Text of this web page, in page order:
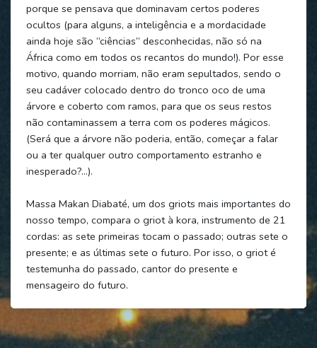
porque se pensava que dominavam certos poderes
ocultos (para alguns, a inteligência e a mordacidade
ainda hoje são “ciências” desconhecidas, não só na
África como em todos os recantos do mundo!). Por esse
motivo, quando morriam, não eram sepultados, sendo o
seu cadáver colocado dentro do tronco oco de uma
árvore e coberto com ramos, para que os seus restos
não contaminassem a terra com os poderes mágicos.
(Será que a árvore não poderia, então, começar a falar
ou a ter qualquer outro comportamento estranho e
inesperado?...).
Massa Makan Diabaté, um dos griots mais importantes do
nosso tempo, compara o griot à kora, instrumento de 21
cordas: as sete primeiras tocam o passado; outras sete o
presente; e as últimas sete o futuro. Por isso, o griot é
testemunha do passado, cantor do presente e
mensageiro do futuro.